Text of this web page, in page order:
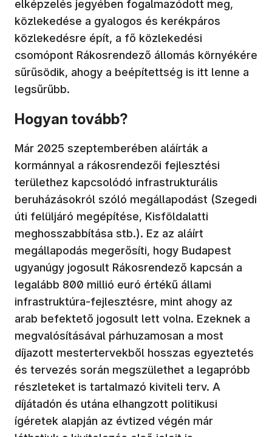
elképzelés jegyében fogalmazódott meg,
közlekedése a gyalogos és kerékpáros
közlekedésre épít, a fő közlekedési
csomópont Rákosrendező állomás környékére
sűrűsödik, ahogy a beépítettség is itt lenne a
legsűrűbb.
Hogyan tovább?
Már 2025 szeptemberében aláírták a
kormánnyal a rákosrendezői fejlesztési
területhez kapcsolódó infrastrukturális
beruházásokról szóló megállapodást (Szegedi
úti felüljáró megépítése, Kisföldalatti
meghosszabbítása stb.). Ez az aláírt
megállapodás megerősíti, hogy Budapest
ugyanúgy jogosult Rákosrendező kapcsán a
legalább 800 millió euró értékű állami
infrastruktúra-fejlesztésre, mint ahogy az
arab befektető jogosult lett volna. Ezeknek a
megvalósításával párhuzamosan a most
díjazott mestertervekből hosszas egyeztetés
és tervezés során megszülethet a legapróbb
részleteket is tartalmazó kiviteli terv. A
díjátadón és utána elhangzott politikusi
ígéretek alapján az évtized végén már